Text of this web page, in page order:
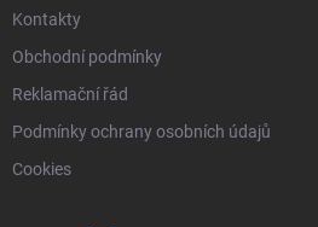
Kontakty
Obchodní podmínky
Reklamační řád
Podmínky ochrany osobních údajů
Cookies